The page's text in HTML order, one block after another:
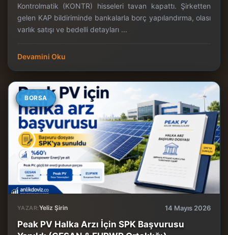
Kontrolmatik (KONTR) hisseleri tavan kapattı. Şirketten
gelen KAP bildiriminde bankalarla borç yapılandırma, olası
varlık satışı ve bedelli detayları ...
Devamini Oku
BORSA
YAZAR:Yeliz Şirin 14 Mayıs 2026
Peak PV Halka Arzı İçin SPK Başvurusu